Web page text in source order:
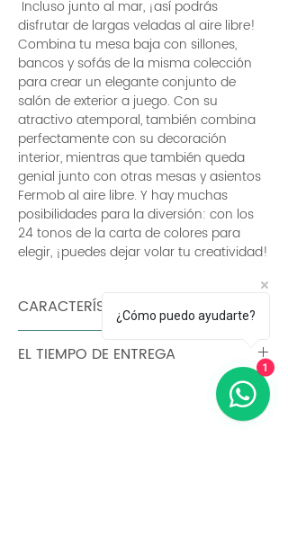
disfrutar de largas veladas al aire libre!
Combina tu mesa baja con sillones,
bancos y sofás de la misma colección
para crear un elegante conjunto de
salón de exterior a juego. Con su
atractivo atemporal, también combina
perfectamente con su decoración
interior, mientras que también queda
genial junto con otras mesas y asientos
Fermob al aire libre. Y hay muchas
posibilidades para la diversión: con los
24 tonos de la carta de colores para
elegir, ¡puedes dejar volar tu creatividad!
CARACTERÍSTICAS
aluminio base plana de aluminio
EL TIEMPO DE ENTREGA
¿Cómo puedo ayudarte?
1